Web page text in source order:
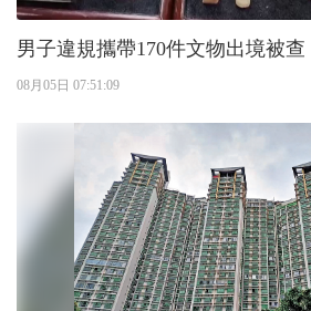
男子違規攜帶170件文物出境被查
08月05日 07:51:09